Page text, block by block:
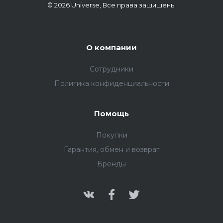
© 2026 Universe, Все права защищены
О компании
Сотрудники
Политика конфиденциальности
Помощь
Покупки
Гарантия, обмен и возврат
Бренды